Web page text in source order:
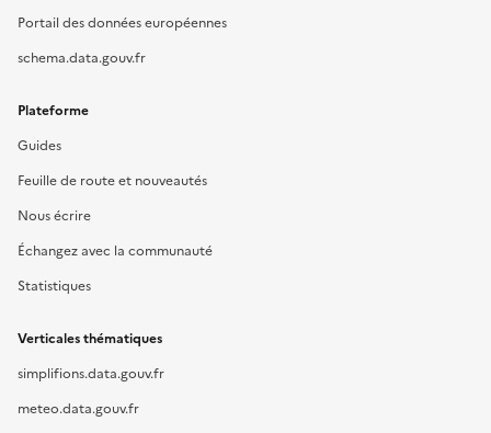
Portail des données européennes
schema.data.gouv.fr
Plateforme
Guides
Feuille de route et nouveautés
Nous écrire
Échangez avec la communauté
Statistiques
Verticales thématiques
simplifions.data.gouv.fr
meteo.data.gouv.fr